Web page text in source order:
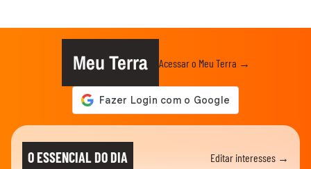
Meu Terra Acessar o Meu Terra →
O ESSENCIAL DO DIA Editar interesses →